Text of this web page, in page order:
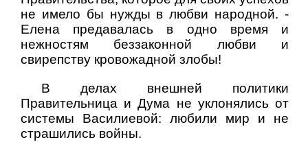
не имело бы нужды в любви народной. -
Елена предавалась в одно время и
нежностям беззаконной любви и
свирепству кровожадной злобы!
В делах внешней политики
Правительница и Дума не уклонялись от
системы Василиевой: любили мир и не
страшились войны.